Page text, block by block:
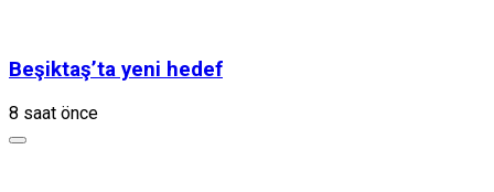
Beşiktaş’ta yeni hedef
8 saat önce